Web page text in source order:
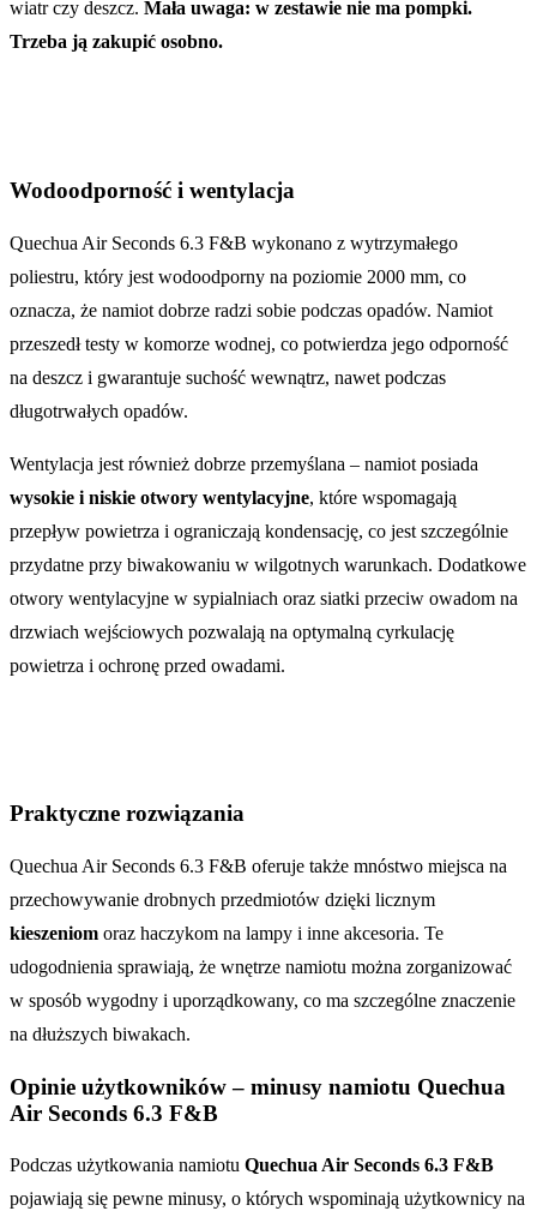
wiatr czy deszcz. Mała uwaga: w zestawie nie ma pompki.
Trzeba ją zakupić osobno.
Wodoodporność i wentylacja
Quechua Air Seconds 6.3 F&B wykonano z wytrzymałego
poliestru, który jest wodoodporny na poziomie 2000 mm, co
oznacza, że namiot dobrze radzi sobie podczas opadów. Namiot
przeszedł testy w komorze wodnej, co potwierdza jego odporność
na deszcz i gwarantuje suchość wewnątrz, nawet podczas
długotrwałych opadów.
Wentylacja jest również dobrze przemyślana – namiot posiada
wysokie i niskie otwory wentylacyjne, które wspomagają
przepływ powietrza i ograniczają kondensację, co jest szczególnie
przydatne przy biwakowaniu w wilgotnych warunkach. Dodatkowe
otwory wentylacyjne w sypialniach oraz siatki przeciw owadom na
drzwiach wejściowych pozwalają na optymalną cyrkulację
powietrza i ochronę przed owadami.
Praktyczne rozwiązania
Quechua Air Seconds 6.3 F&B oferuje także mnóstwo miejsca na
przechowywanie drobnych przedmiotów dzięki licznym
kieszeniom oraz haczykom na lampy i inne akcesoria. Te
udogodnienia sprawiają, że wnętrze namiotu można zorganizować
w sposób wygodny i uporządkowany, co ma szczególne znaczenie
na dłuższych biwakach.
Opinie użytkowników – minusy namiotu Quechua
Air Seconds 6.3 F&B
Podczas użytkowania namiotu Quechua Air Seconds 6.3 F&B
pojawiają się pewne minusy, o których wspominają użytkownicy na